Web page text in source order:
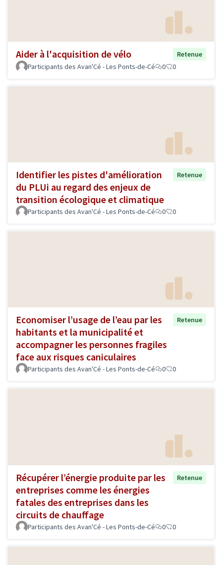
Aider à l'acquisition de vélo
Retenue
Participants des Avan'Cé - Les Ponts-de-Cé
0 0
Identifier les pistes d'amélioration
du PLUi au regard des enjeux de
transition écologique et climatique
Retenue
Participants des Avan'Cé - Les Ponts-de-Cé 0 0
Economiser l’usage de l’eau par les
habitants et la municipalité et
accompagner les personnes fragiles
face aux risques caniculaires
Retenue
Participants des Avan'Cé - Les Ponts-de-Cé 0 0
Récupérer l’énergie produite par les
entreprises comme les énergies
fatales des entreprises dans les
circuits de chauffage
Retenue
Participants des Avan'Cé - Les Ponts-de-Cé 0 0